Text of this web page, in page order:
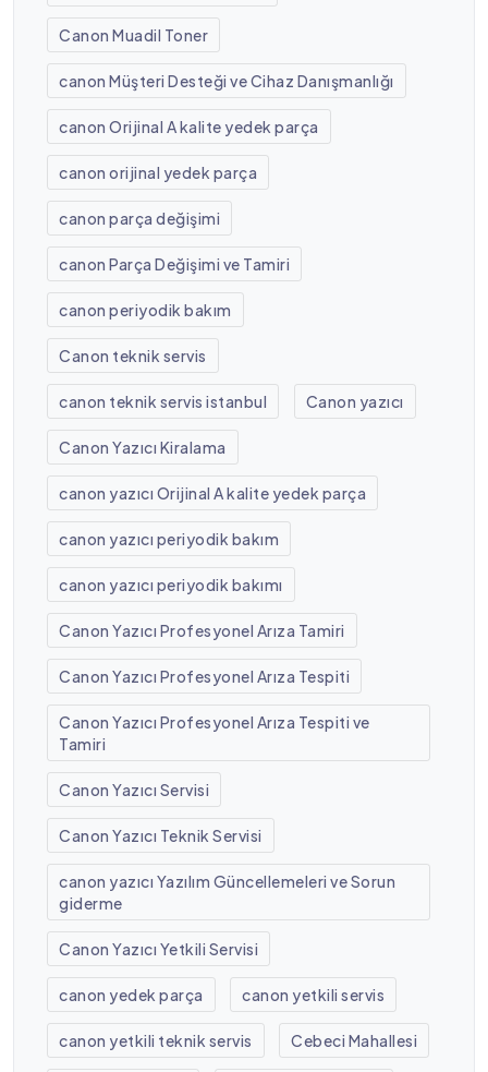
Canon Muadil Toner
canon Müşteri Desteği ve Cihaz Danışmanlığı
canon Orijinal A kalite yedek parça
canon orijinal yedek parça
canon parça değişimi
canon Parça Değişimi ve Tamiri
canon periyodik bakım
Canon teknik servis
canon teknik servis istanbul Canon yazıcı
Canon Yazıcı Kiralama
canon yazıcı Orijinal A kalite yedek parça
canon yazıcı periyodik bakım
canon yazıcı periyodik bakımı
Canon Yazıcı Profesyonel Arıza Tamiri
Canon Yazıcı Profesyonel Arıza Tespiti
Canon Yazıcı Profesyonel Arıza Tespiti ve
Tamiri
Canon Yazıcı Servisi
Canon Yazıcı Teknik Servisi
canon yazıcı Yazılım Güncellemeleri ve Sorun
giderme
Canon Yazıcı Yetkili Servisi
canon yedek parça canon yetkili servis
canon yetkili teknik servis Cebeci Mahallesi